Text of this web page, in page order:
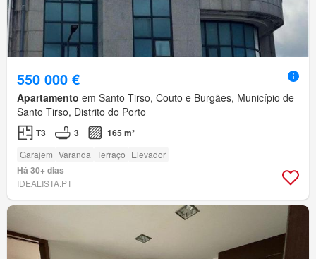
550 000 €
Apartamento em Santo Tirso, Couto e Burgães, Município de
Santo Tirso, Distrito do Porto
T3 3 165 m²
Garajem Varanda Terraço Elevador
Há 30+ dias
IDEALISTA.PT